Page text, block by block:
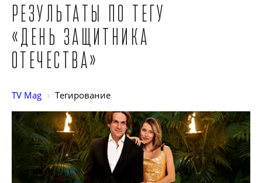
Результаты по тегу
«День защитника
Отечества»
TV Mag Тегирование